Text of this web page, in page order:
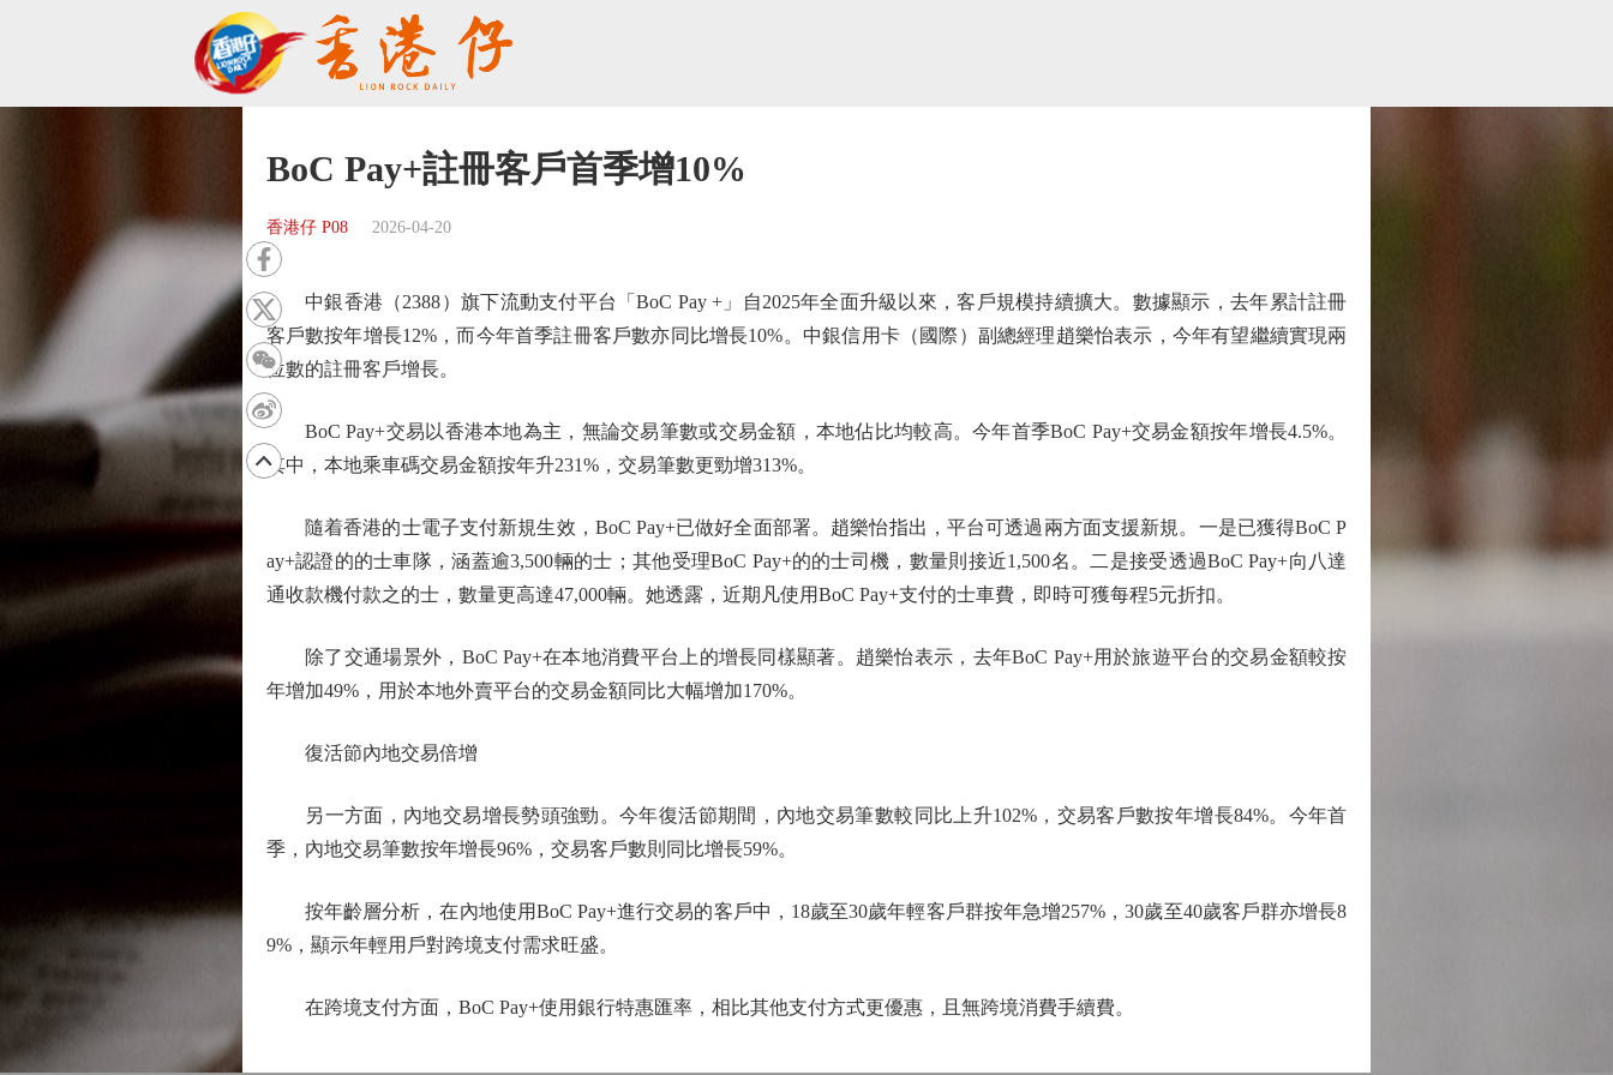
BoC Pay+註冊客戶首季增10%
香港仔 P08 2026-04-20
中銀香港（2388）旗下流動支付平台「BoC Pay +」自2025年全面升級以來，客戶規模持續擴大。數據顯示，去年累計註冊
客戶數按年增長12%，而今年首季註冊客戶數亦同比增長10%。中銀信用卡（國際）副總經理趙樂怡表示，今年有望繼續實現兩
位數的註冊客戶增長。
BoC Pay+交易以香港本地為主，無論交易筆數或交易金額，本地佔比均較高。今年首季BoC Pay+交易金額按年增長4.5%。
其中，本地乘車碼交易金額按年升231%，交易筆數更勁增313%。
隨着香港的士電子支付新規生效，BoC Pay+已做好全面部署。趙樂怡指出，平台可透過兩方面支援新規。一是已獲得BoC P
ay+認證的的士車隊，涵蓋逾3,500輛的士；其他受理BoC Pay+的的士司機，數量則接近1,500名。二是接受透過BoC Pay+向八達
通收款機付款之的士，數量更高達47,000輛。她透露，近期凡使用BoC Pay+支付的士車費，即時可獲每程5元折扣。
除了交通場景外，BoC Pay+在本地消費平台上的增長同樣顯著。趙樂怡表示，去年BoC Pay+用於旅遊平台的交易金額較按
年增加49%，用於本地外賣平台的交易金額同比大幅增加170%。
復活節內地交易倍增
另一方面，內地交易增長勢頭強勁。今年復活節期間，內地交易筆數較同比上升102%，交易客戶數按年增長84%。今年首
季，內地交易筆數按年增長96%，交易客戶數則同比增長59%。
按年齡層分析，在內地使用BoC Pay+進行交易的客戶中，18歲至30歲年輕客戶群按年急增257%，30歲至40歲客戶群亦增長8
9%，顯示年輕用戶對跨境支付需求旺盛。
在跨境支付方面，BoC Pay+使用銀行特惠匯率，相比其他支付方式更優惠，且無跨境消費手續費。